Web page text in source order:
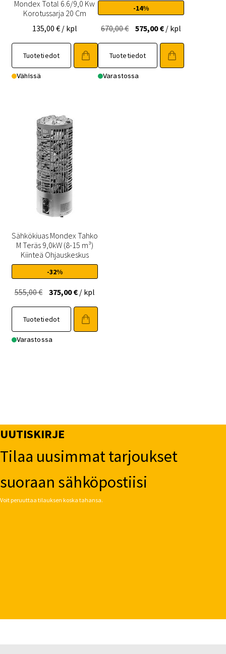
Mondex Total 6.6/9,0 Kw
Korotussarja 20 Cm
135,00 € / kpl
Tuotetiedot
Vähissä
-14%
670,00€ Alkuperäinen
hinta
oli:
670,00 €.
575,00€Nykyinen
hinta
on:
575,00 €.
/ kpl
Tuotetiedot
Varastossa
Sähkökiuas Mondex Tahko
M Teräs 9,0kW (8-15 m³)
Kiinteä Ohjauskeskus
-32%
555,00€ Alkuperäinen
hinta
oli:
555,00 €.
375,00€Nykyinen
hinta
on:
375,00 €.
/ kpl
Tuotetiedot
Varastossa
UUTISKIRJE
Tilaa uusimmat tarjoukset
suoraan sähköpostiisi
Voit peruuttaa tilauksen koska tahansa.